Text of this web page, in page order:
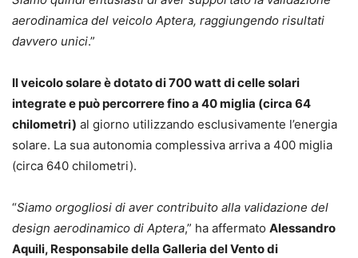
aerodinamica del veicolo Aptera, raggiungendo risultati
davvero unici.”
Il veicolo solare è dotato di 700 watt di celle solari
integrate e può percorrere fino a 40 miglia (circa 64
chilometri) al giorno utilizzando esclusivamente l’energia
solare. La sua autonomia complessiva arriva a 400 miglia
(circa 640 chilometri).
“Siamo orgogliosi di aver contribuito alla validazione del
design aerodinamico di Aptera,” ha affermato Alessandro
Aquili, Responsabile della Galleria del Vento di